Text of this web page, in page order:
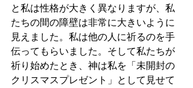
と私は性格が大きく異なりますが、私
たちの間の障壁は非常に大きいように
見えました。私は他の人に祈るのを手
伝ってもらいました。そして私たちが
祈り始めたとき、神は私を「未開封の
クリスマスプレゼント」として見せて